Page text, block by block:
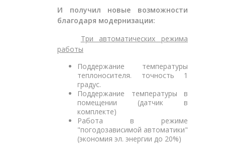
И получил новые возможности
благодаря модернизации:
Три автоматических режима
работы
Поддержание температуры
теплоносителя. точность 1
градус.
Поддержание температуры в
помещении (датчик в
комплекте)
Работа в режиме
"погодозависимой автоматики"
(экономия эл. энергии до 20%)